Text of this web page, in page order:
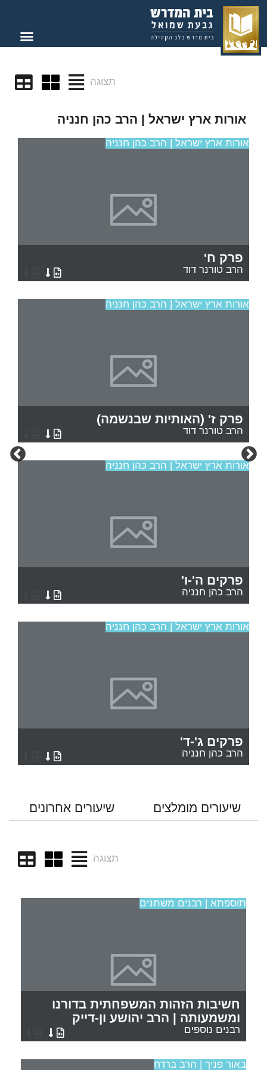
תצוגה
אורות ארץ ישראל | הרב כהן חנניה
אורות ארץ ישראל | הרב כהן חנניה
פרק ח'
הרב טורנר דוד
אורות ארץ ישראל | הרב כהן חנניה
פרק ז' (האותיות שבנשמה)
הרב טורנר דוד
אורות ארץ ישראל | הרב כהן חנניה
פרקים ה'-ו'
הרב כהן חנניה
אורות ארץ ישראל | הרב כהן חנניה
פרקים ג'-ד'
הרב כהן חנניה
שיעורים מומלצים שיעורים אחרונים
תצוגה
תוספתא | רבנים משתנים
חשיבות הזהות המשפחתית בדורנו
ומשמעותה | הרב יהושע ון-דייק
רבנים נוספים
באור פניך | הרב ברדח